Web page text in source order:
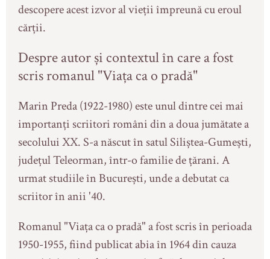
descopere acest izvor al vieții împreună cu eroul
cărții.
Despre autor și contextul în care a fost
scris romanul "Viața ca o pradă"
Marin Preda (1922-1980) este unul dintre cei mai
importanți scriitori români din a doua jumătate a
secolului XX. S-a născut în satul Siliștea-Gumești,
județul Teleorman, într-o familie de țărani. A
urmat studiile în București, unde a debutat ca
scriitor în anii '40.
Romanul "Viața ca o pradă" a fost scris în perioada
1950-1955, fiind publicat abia în 1964 din cauza